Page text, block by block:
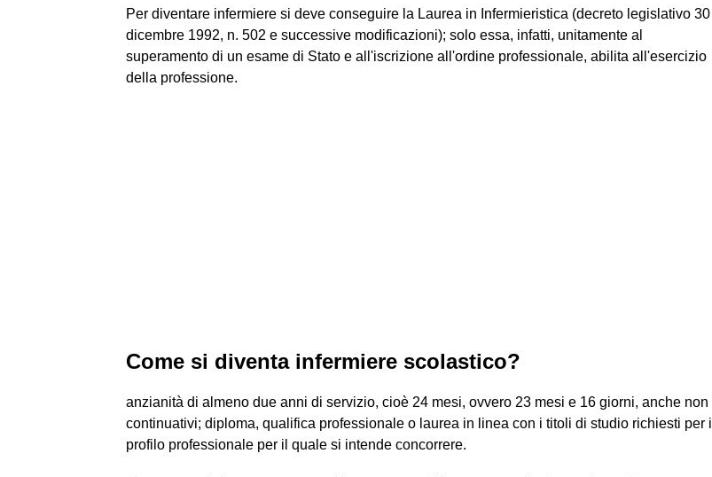
Per diventare infermiere si deve conseguire la Laurea in Infermieristica (decreto legislativo 30
dicembre 1992, n. 502 e successive modificazioni); solo essa, infatti, unitamente al
superamento di un esame di Stato e all'iscrizione all'ordine professionale, abilita all'esercizio
della professione.
Come si diventa infermiere scolastico?
anzianità di almeno due anni di servizio, cioè 24 mesi, ovvero 23 mesi e 16 giorni, anche non
continuativi; diploma, qualifica professionale o laurea in linea con i titoli di studio richiesti per il
profilo professionale per il quale si intende concorrere.